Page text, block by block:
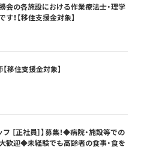
会の各施設における作業療法士・理学
！【移住支援金対象】
移住支援金対象】
［正社員］】募集！◆病院・施設等での
歓迎◆未経験でも高齢者の食事・食を